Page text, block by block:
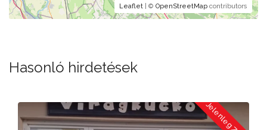
Leaflet | © OpenStreetMap contributors
Hasonló hirdetések